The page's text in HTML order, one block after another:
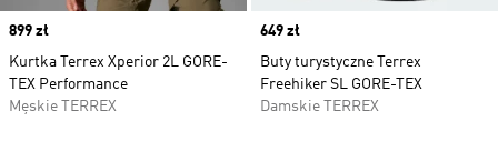
Price
899 zł
Kurtka Terrex Xperior 2L GORE-
TEX Performance
Męskie TERREX
Price
649 zł
Buty turystyczne Terrex
Freehiker SL GORE-TEX
Damskie TERREX